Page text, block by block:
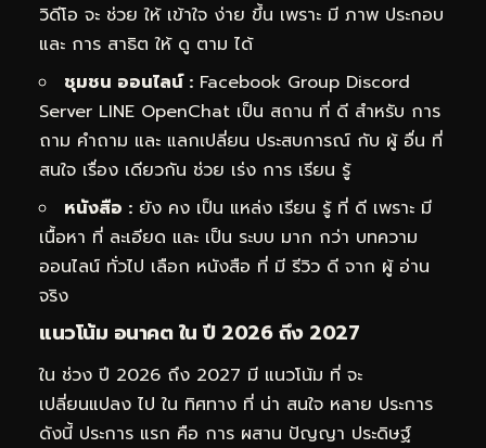
วิดีโอ จะ ช่วย ให้ เข้าใจ ง่าย ขึ้น เพราะ มี ภาพ ประกอบ
และ การ สาธิต ให้ ดู ตาม ได้
ชุมชน ออนไลน์ : Facebook Group Discord
Server LINE OpenChat เป็น สถาน ที่ ดี สำหรับ การ
ถาม คำถาม และ แลกเปลี่ยน ประสบการณ์ กับ ผู้ อื่น ที่
สนใจ เรื่อง เดียวกัน ช่วย เร่ง การ เรียน รู้
หนังสือ : ยัง คง เป็น แหล่ง เรียน รู้ ที่ ดี เพราะ มี
เนื้อหา ที่ ละเอียด และ เป็น ระบบ มาก กว่า บทความ
ออนไลน์ ทั่วไป เลือก หนังสือ ที่ มี รีวิว ดี จาก ผู้ อ่าน
จริง
แนวโน้ม อนาคต ใน ปี 2026 ถึง 2027
ใน ช่วง ปี 2026 ถึง 2027 มี แนวโน้ม ที่ จะ
เปลี่ยนแปลง ไป ใน ทิศทาง ที่ น่า สนใจ หลาย ประการ
ดังนี้ ประการ แรก คือ การ ผสาน ปัญญา ประดิษฐ์